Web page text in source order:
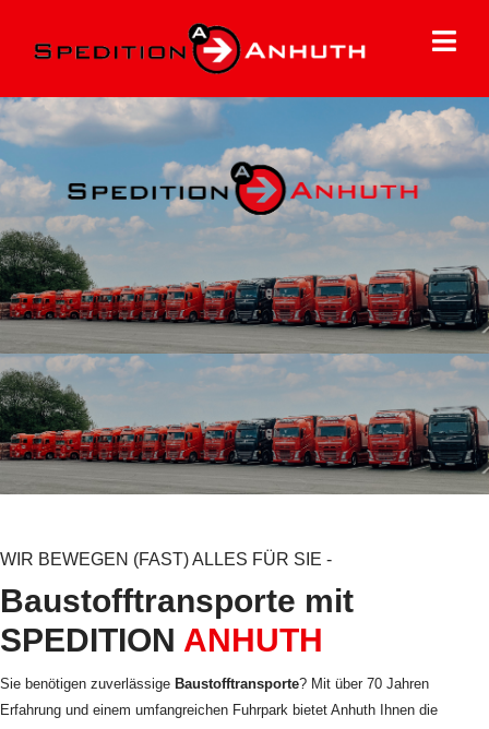
WIR BEWEGEN (FAST) ALLES FÜR SIE -
Baustofftransporte mit
SPEDITION ANHUTH
Sie benötigen zuverlässige Baustofftransporte? Mit über 70 Jahren
Erfahrung und einem umfangreichen Fuhrpark bietet Anhuth Ihnen die